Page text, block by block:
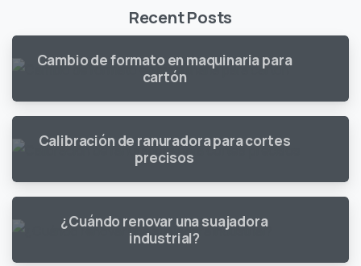
Recent Posts
Cambio de formato en maquinaria para
cartón
Calibración de ranuradora para cortes
precisos
¿Cuándo renovar una suajadora
industrial?